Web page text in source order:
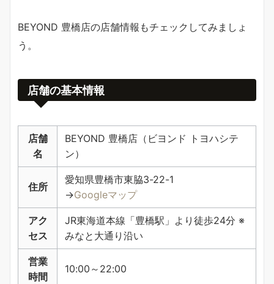
BEYOND 豊橋店の店舗情報もチェックしてみましょ
う。
店舗の基本情報
店舗
名
BEYOND 豊橋店（ビヨンド トヨハシテ
ン）
住所
愛知県豊橋市東脇3-22-1
→Googleマップ
アク
セス
JR東海道本線「豊橋駅」より徒歩24分 ※
みなと大通り沿い
営業
時間
10:00～22:00